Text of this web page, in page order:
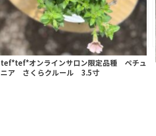
tef*tef*オンラインサロン限定品種 ペチュ
ニア さくらクルール 3.5寸